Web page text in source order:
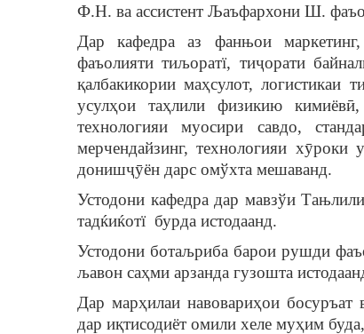
Ф.Н. ва ассистент Љаъфархони Ш.
Дар кафедра аз фанњои маркетинг,
фаъолияти тиљоратї, тиҷорати
қалбакикории маҳсулот,
усулҳои таҳлили физикию
технологияи муосири савдо,
мерчендайзинг, технологияи
донишҷӯён дарс омўхта мешаванд.
Устодони кафедра дар мавзўи
тадќиќотї бурда истодаанд.
Устодони ботаљриба барои рушди
љавон саҳми арзанда гузошта
Дар марҳилаи навовариҳои босуръат
дар иқтисодиёт омили хеле муҳим